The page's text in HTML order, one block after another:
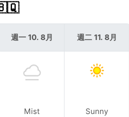
🇧🇶
週一 10. 8月
Mist
週二 11. 8月
Sunny